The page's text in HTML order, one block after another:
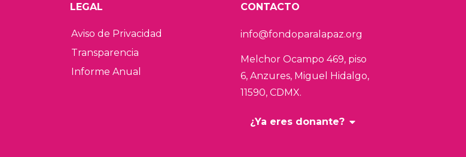
LEGAL
Aviso de Privacidad
Transparencia
Informe Anual
CONTACTO
info@fondoparalapaz.org
Melchor Ocampo 469, piso
6, Anzures, Miguel Hidalgo,
11590, CDMX.
¿Ya eres donante?